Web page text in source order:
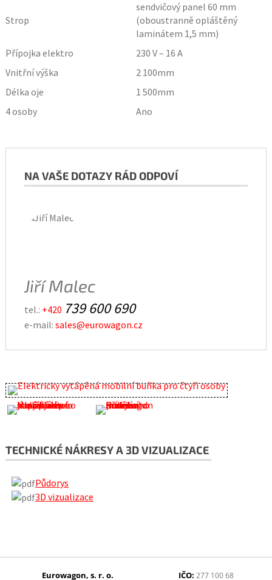
Strop
sendvičový panel 60 mm
(oboustranně opláštěný
laminátem 1,5 mm)
Přípojka elektro
230 V – 16 A
Vnitřní výška
2 100mm
Délka oje
1 500mm
4 osoby
Ano
NA VAŠE DOTAZY RÁD ODPOVÍ
Jiří Malec
tel.: +420 739 600 690
e-mail: sales@eurowagon.cz
TECHNICKÉ NÁKRESY A 3D VIZUALIZACE
Půdorys
3D vizualizace
Eurowagon, s. r. o. IČO: 277 100 68